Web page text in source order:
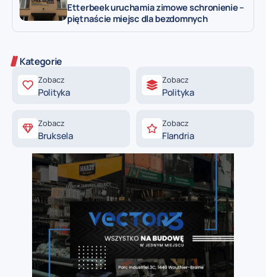
Etterbeek uruchamia zimowe schronienie –
piętnaście miejsc dla bezdomnych
Kategorie
Zobacz
Polityka
Zobacz
Polityka
Zobacz
Bruksela
Zobacz
Flandria